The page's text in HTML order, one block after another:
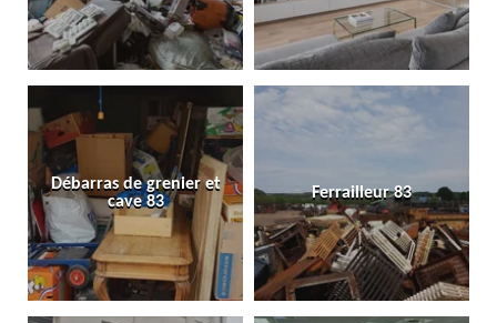
Débarras de grenier et
cave 83
Ferrailleur 83